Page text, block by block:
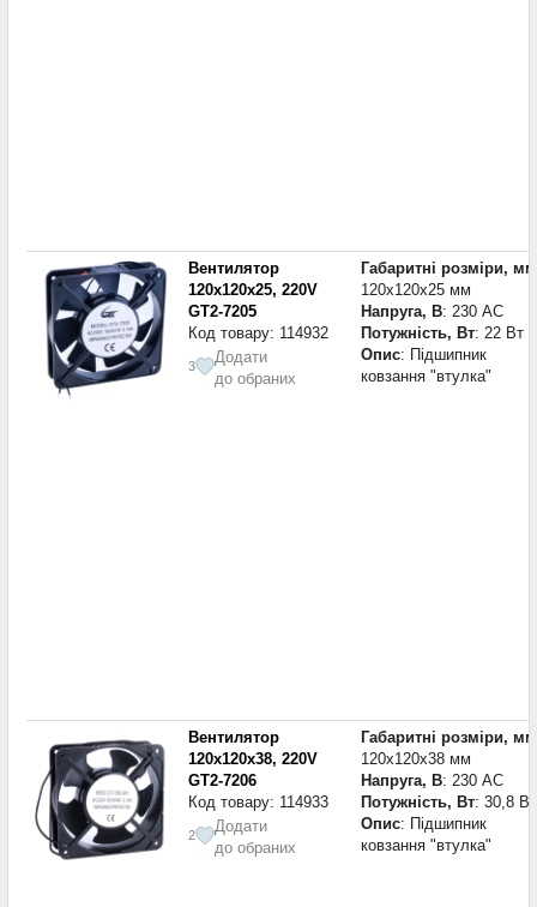
Вентилятор
120x120x25, 220V
GT2-7205
Код товару: 114932
3
Додати
до обраних
Габаритні розміри, мм
120x120x25 мм
Напруга, В: 230 AC
Потужність, Вт: 22 Вт
Опис: Підшипник
ковзання "втулка"
Вентилятор
120x120x38, 220V
GT2-7206
Код товару: 114933
2
Додати
до обраних
Габаритні розміри, мм
120x120x38 мм
Напруга, В: 230 AC
Потужність, Вт: 30,8 Вт
Опис: Підшипник
ковзання "втулка"